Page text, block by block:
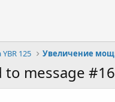
125
message #16